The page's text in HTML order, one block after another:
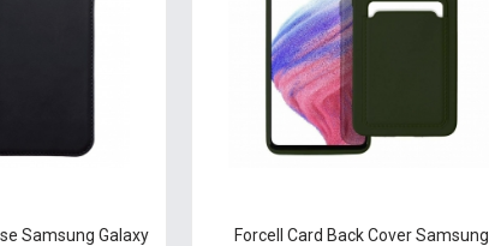
Samsung Galaxy
Forcell Card Back Cover Samsung